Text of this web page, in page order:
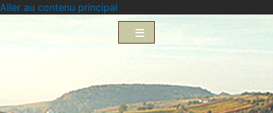
Aller au contenu principal